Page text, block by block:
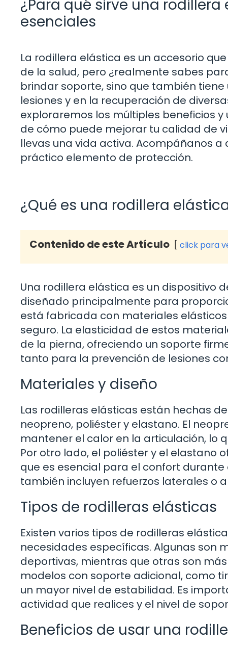
¿Para qué sirve una
esenciales
La rodillera elástica es un accesorio
de la salud, pero ¿realmente sabes
brindar soporte, sino que también
lesiones y en la recuperación de
exploraremos los múltiples beneficios
de cómo puede mejorar tu calidad de
llevas una vida activa. Acompáñanos
práctico elemento de protección.
¿Qué es una rodillera
Contenido de este Artículo click para
Una rodillera elástica es un dispositivo
diseñado principalmente para
está fabricada con materiales
seguro. La elasticidad de estos
de la pierna, ofreciendo un soporte
tanto para la prevención de lesiones
Materiales y diseño
Las rodilleras elásticas están hechas
neopreno, poliéster y elastano. El
mantener el calor en la articulación, lo
Por otro lado, el poliéster y el elastano
que es esencial para el confort
también incluyen refuerzos laterales o
Tipos de rodilleras elásticas
Existen varios tipos de rodilleras
necesidades específicas. Algunas son
deportivas, mientras que otras son
modelos con soporte adicional, como
un mayor nivel de estabilidad. Es
actividad que realices y el nivel de
Beneficios de usar una